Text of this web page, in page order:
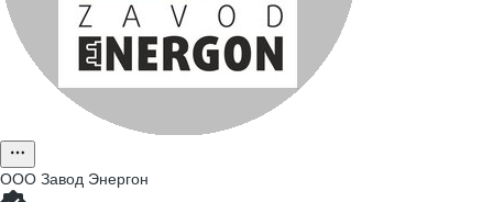
ООО Завод Энергон